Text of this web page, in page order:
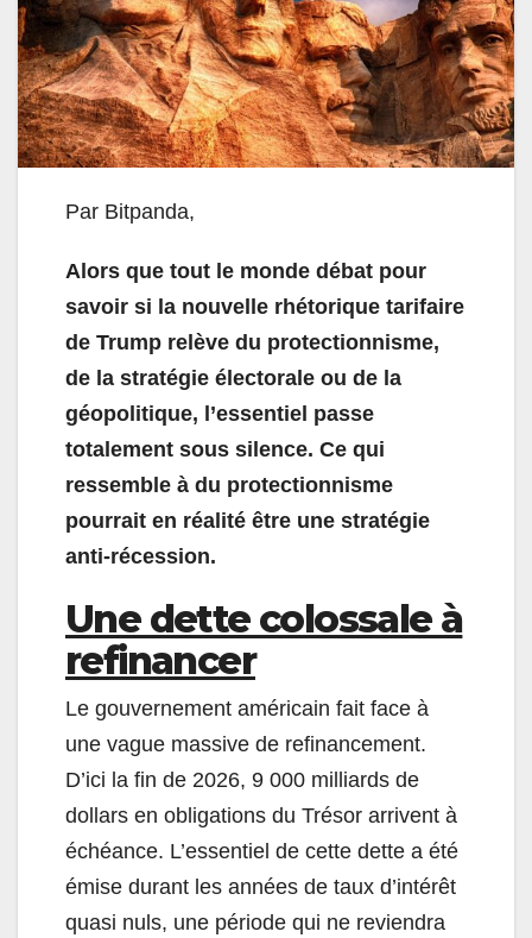
Par Bitpanda,
Alors que tout le monde débat pour
savoir si la nouvelle rhétorique tarifaire
de Trump relève du protectionnisme,
de la stratégie électorale ou de la
géopolitique, l’essentiel passe
totalement sous silence. Ce qui
ressemble à du protectionnisme
pourrait en réalité être une stratégie
anti-récession.
Une dette colossale à
refinancer
Le gouvernement américain fait face à
une vague massive de refinancement.
D’ici la fin de 2026, 9 000 milliards de
dollars en obligations du Trésor arrivent à
échéance. L’essentiel de cette dette a été
émise durant les années de taux d’intérêt
quasi nuls, une période qui ne reviendra